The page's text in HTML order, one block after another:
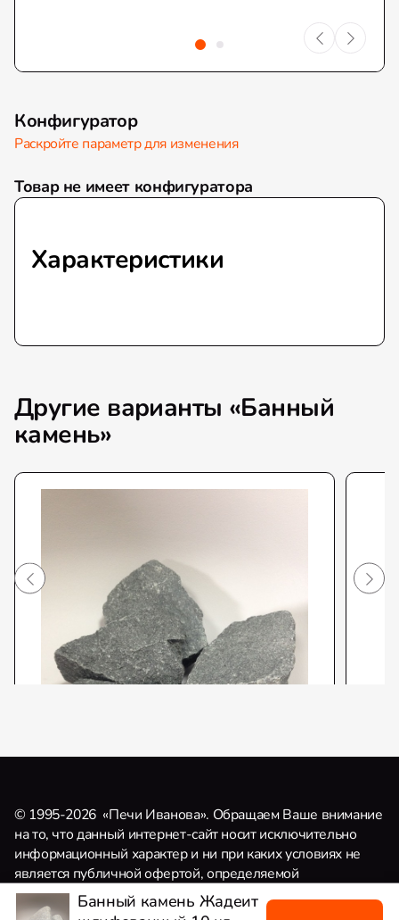
Конфигуратор
Раскройте параметр для изменения
Товар не имеет конфигуратора
Характеристики
Другие варианты «Банный
камень»
Банный камень Габбро-Диабаз
(Карелия) 20 кг
кг
Банный камень Жадеит
© 1995-2026 «Печи Иванова». Обращаем Ваше внимание
на то, что данный интернет-сайт носит исключительно
информационный характер и ни при каких условиях не
является публичной офертой, определяемой
положениями Статьи 437 (2) Гражданского кодекса
Российской Федерации.Политика конфиденциальности